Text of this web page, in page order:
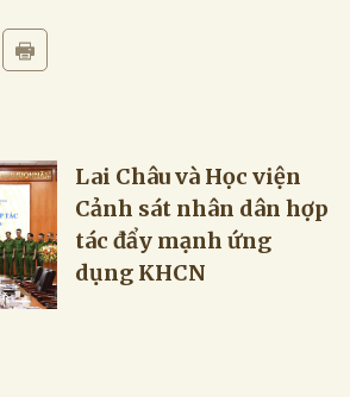
Lai Châu và Học viện
Cảnh sát nhân dân hợp
tác đẩy mạnh ứng
dụng KHCN